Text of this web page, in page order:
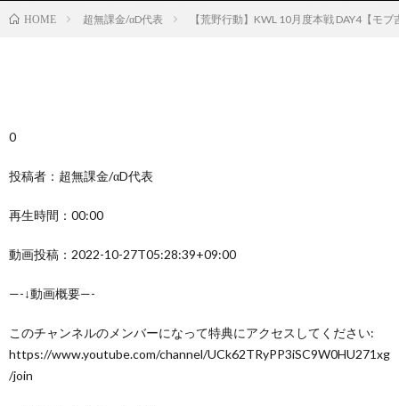
HOME 超無課金/αD代表 【荒野行動】KWL 10月度本戦 DAY4【モ
0
投稿者：超無課金/αD代表
再生時間：00:00
動画投稿：2022-10-27T05:28:39+09:00
—-↓動画概要—-
このチャンネルのメンバーになって特典にアクセスしてください:
https://www.youtube.com/channel/UCk62TRyPP3iSC9W0HU271xg
/join